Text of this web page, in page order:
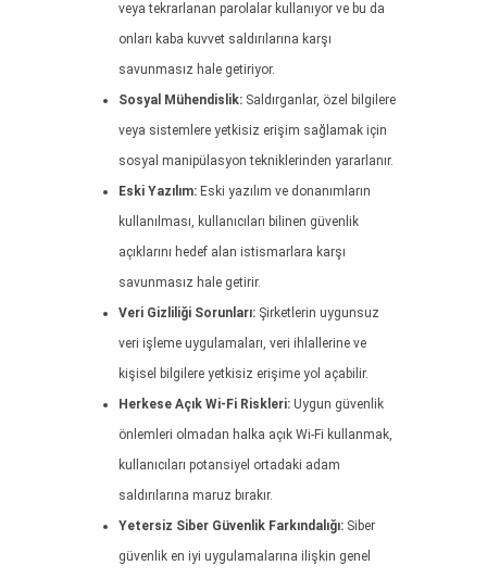
veya tekrarlanan parolalar kullanıyor ve bu da
onları kaba kuvvet saldırılarına karşı
savunmasız hale getiriyor.
Sosyal Mühendislik: Saldırganlar, özel bilgilere
veya sistemlere yetkisiz erişim sağlamak için
sosyal manipülasyon tekniklerinden yararlanır.
Eski Yazılım: Eski yazılım ve donanımların
kullanılması, kullanıcıları bilinen güvenlik
açıklarını hedef alan istismarlara karşı
savunmasız hale getirir.
Veri Gizliliği Sorunları: Şirketlerin uygunsuz
veri işleme uygulamaları, veri ihlallerine ve
kişisel bilgilere yetkisiz erişime yol açabilir.
Herkese Açık Wi-Fi Riskleri: Uygun güvenlik
önlemleri olmadan halka açık Wi-Fi kullanmak,
kullanıcıları potansiyel ortadaki adam
saldırılarına maruz bırakır.
Yetersiz Siber Güvenlik Farkındalığı: Siber
güvenlik en iyi uygulamalarına ilişkin genel